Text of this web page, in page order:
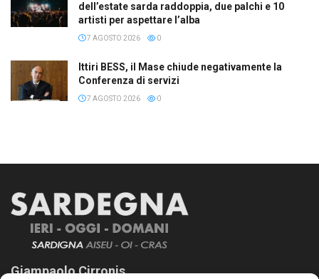
dell’estate sarda raddoppia, due palchi e 10
artisti per aspettare l’alba
7 AGOSTO 2026 0
Ittiri BESS, il Mase chiude negativamente la
Conferenza di servizi
7 AGOSTO 2026 0
Giampaolo Cirronis